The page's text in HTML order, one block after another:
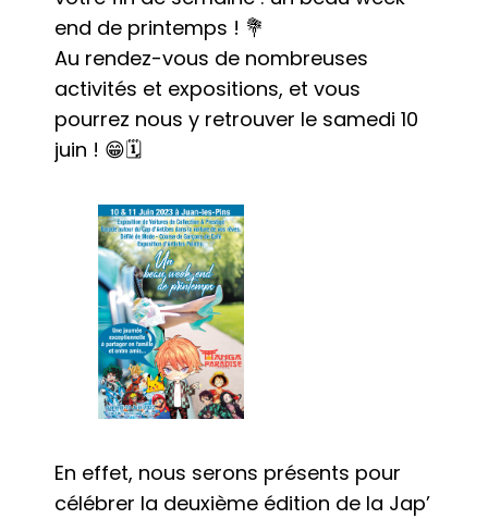
end de printemps ! 💐
Au rendez-vous de nombreuses
activités et expositions, et vous
pourrez nous y retrouver le samedi 10
juin ! 😁🗓️
En effet, nous serons présents pour
célébrer la deuxième édition de la Jap’